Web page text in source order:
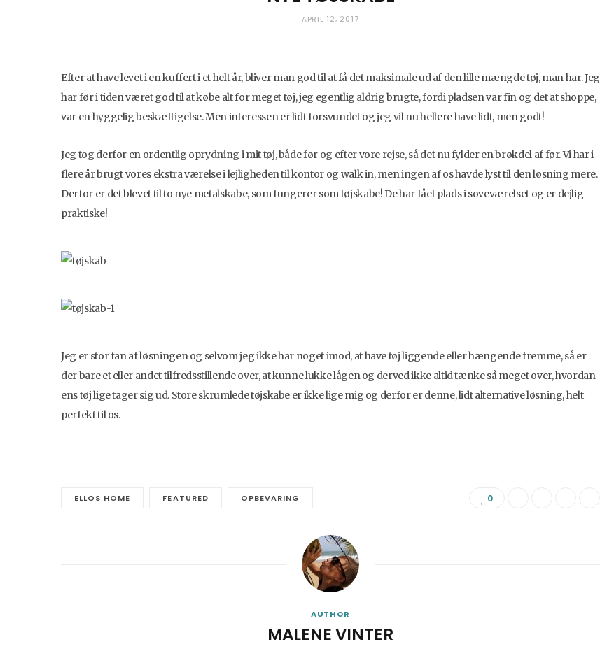
APRIL 12, 2017
Efter at have levet i en kuffert i et helt år, bliver man god til at få det maksimale ud af den lille mængde tøj, man har. Jeg
har før i tiden været god til at købe alt for meget tøj, jeg egentlig aldrig brugte, fordi pladsen var fin og det at shoppe,
var en hyggelig beskæftigelse. Men interessen er lidt forsvundet og jeg vil nu hellere have lidt, men godt!
Jeg tog derfor en ordentlig oprydning i mit tøj, både før og efter vore rejse, så det nu fylder en brøkdel af før. Vi har i
flere år brugt vores ekstra værelse i lejligheden til kontor og walk in, men ingen af os havde lyst til den løsning mere.
Derfor er det blevet til to nye metalskabe, som fungerer som tøjskabe! De har fået plads i soveværelset og er dejlig
praktiske!
Jeg er stor fan af løsningen og selvom jeg ikke har noget imod, at have tøj liggende eller hængende fremme, så er
der bare et eller andet tilfredsstillende over, at kunne lukke lågen og derved ikke altid tænke så meget over, hvordan
ens tøj lige tager sig ud. Store skrumlede tøjskabe er ikke lige mig og derfor er denne, lidt alternative løsning, helt
perfekt til os.
ELLOS HOME FEATURED OPBEVARING 0
AUTHOR
MALENE VINTER